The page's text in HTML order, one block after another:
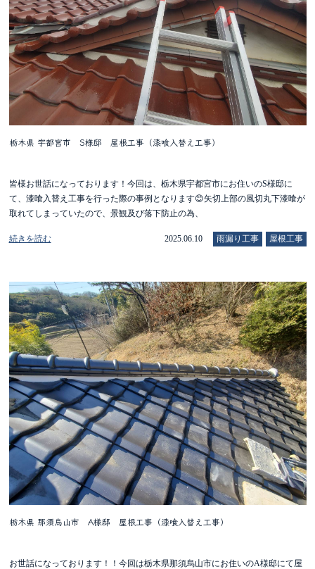
栃木県 宇都宮市 S様邸 屋根工事（漆喰入替え工事）
皆様お世話になっております！今回は、栃木県宇都宮市にお住いのS様邸に
て、漆喰入替え工事を行った際の事例となります😊矢切上部の風切丸下漆喰が
取れてしまっていたので、景観及び落下防止の為、
続きを読む 2025.06.10 雨漏り工事 屋根工事
栃木県 那須烏山市 A様邸 屋根工事（漆喰入替え工事）
お世話になっております！！今回は栃木県那須烏山市にお住いのA様邸にて屋